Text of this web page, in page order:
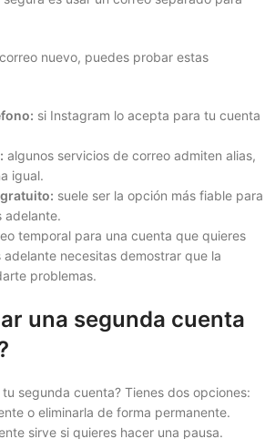
nuevo, puedes probar estas
si Instagram lo acepta para tu cuenta
algunos servicios de correo admiten alias,
igual.
suele ser la opción más fiable para
adelante.
temporal para una cuenta que quieres
necesitas demostrar que la
problemas.
una segunda cuenta
segunda cuenta? Tienes dos opciones:
o eliminarla de forma permanente.
sirve si quieres hacer una pausa.